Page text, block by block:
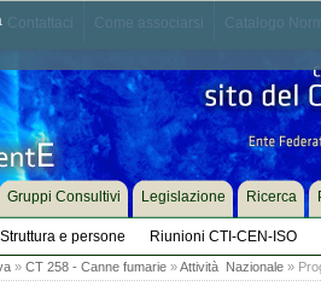
Struttura e persone Riunioni CTI-CEN-ISO
Gruppi Consultivi Legislazione Ricerca
» CT 258 - Canne fumarie»Attività Nazionale»